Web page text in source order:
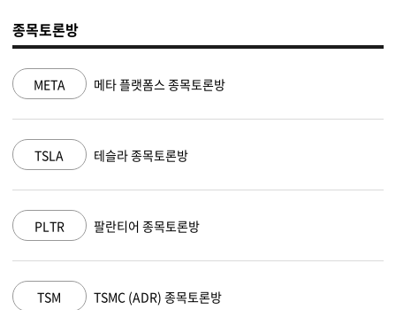
종목토론방
NVDA
MSFT
AAPL
AMZN